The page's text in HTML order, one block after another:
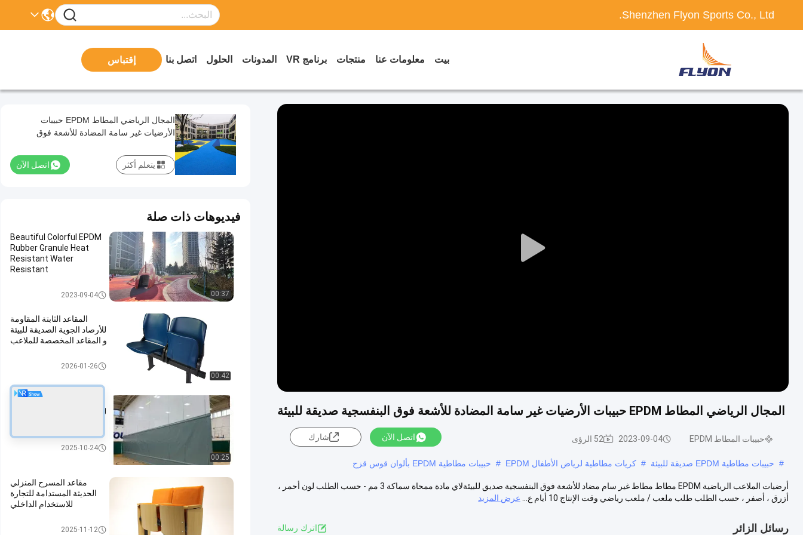
Shenzhen Flyon Sports Co., Ltd.
بيت معلومات عنا منتجات برنامج VR المدونات الحلول اتصل بنا إقتباس
Play
المجال الرياضي المطاط EPDM حبيبات الأرضيات غير سامة المضادة للأشعة فوق البنفسجية صديقة للبيئة
حبيبات المطاط EPDM 2023-09-04 52 الرؤى اتصل الآن شارك
# حبيبات مطاطية EPDM صديقة للبيئة # كريات مطاطية لرياض الأطفال EPDM # حبيبات مطاطية EPDM بألوان قوس قزح
أرضيات الملاعب الرياضية EPDM مطاط مطاط غير سام مضاد للأشعة فوق البنفسجية صديق للبيئةلاي مادة ممحاة سماكة 3 مم - حسب الطلب لون أحمر ،
أزرق ، أصفر ، حسب الطلب طلب ملعب / ملعب رياضي وقت الإنتاج 10 أيام ع...
عرض المزيد
رسائل الزائر اترك رسالة
المجال الرياضي المطاط EPDM حبيبات
الأرضيات غير سامة المضادة للأشعة فوق
اتصل الآن يتعلم أكثر
فيديوهات ذات صلة
00:37
Beautiful Colorful EPDM
Rubber Granule Heat
Resistant Water
Resistant
حبيبات المطاط EPDM2023-09-04
00:42
المقاعد الثابتة المقاومة
للأرصاد الجوية الصديقة للبيئة
و المقاعد المخصصة للملاعب
مقاعد استاد بلاستيك2026-01-26
00:25
للفصل الفعال بين المساحات
2025-10-24
مقاعد المسرح المنزلي
الحديثة المستدامة للتجارة
للاستخدام الداخلي
مقاعد المسرح الحديثة2025-11-12